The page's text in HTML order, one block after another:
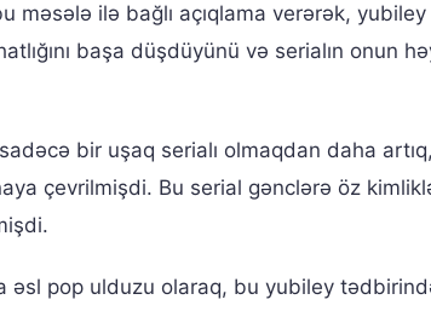
məsələ ilə bağlı açıqlama verərək,
başa düşdüyünü və serialın onun
bir uşaq serialı olmaqdan daha
çevrilmişdi. Bu serial gənclərə öz
əsl pop ulduzu olaraq, bu yubiley